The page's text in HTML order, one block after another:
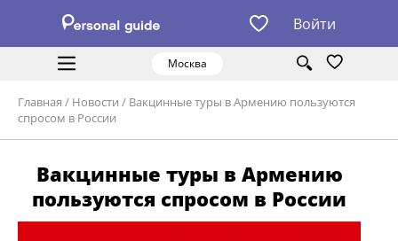
Войти
Москва
Главная / Новости / Вакцинные туры в Армению пользуются
спросом в России
Вакцинные туры в Армению
пользуются спросом в России